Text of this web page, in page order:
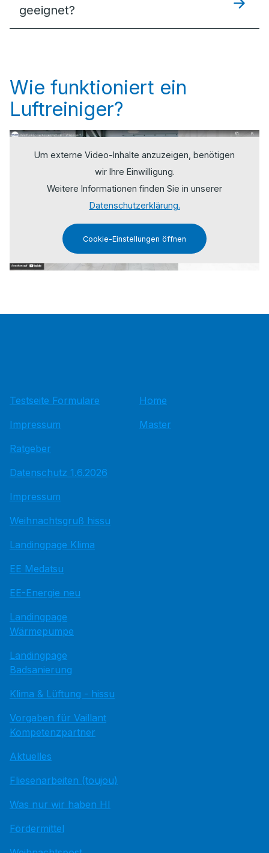
geeignet?
Wie funktioniert ein
Luftreiniger?
Um externe Video-Inhalte anzuzeigen, benötigen
wir Ihre Einwilligung.
Weitere Informationen finden Sie in unserer
Datenschutzerklärung.
Cookie-Einstellungen öffnen
Testseite Formulare
Impressum
Ratgeber
Datenschutz 1.6.2026
Impressum
Weihnachtsgruß hissu
Landingpage Klima
EE Medatsu
EE-Energie neu
Landingpage
Wärmepumpe
Landingpage
Badsanierung
Klima & Lüftung - hissu
Vorgaben für Vaillant
Kompetenzpartner
Aktuelles
Fliesenarbeiten (toujou)
Was nur wir haben HI
Fördermittel
Home
Master